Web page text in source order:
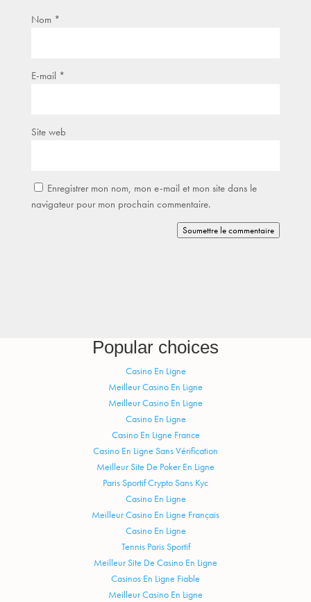
Nom *
E-mail *
Site web
Enregistrer mon nom, mon e-mail et mon site dans le
navigateur pour mon prochain commentaire.
Soumettre le commentaire
Popular choices
Casino En Ligne
Meilleur Casino En Ligne
Meilleur Casino En Ligne
Casino En Ligne
Casino En Ligne France
Casino En Ligne Sans Vérification
Meilleur Site De Poker En Ligne
Paris Sportif Crypto Sans Kyc
Casino En Ligne
Meilleur Casino En Ligne Français
Casino En Ligne
Tennis Paris Sportif
Meilleur Site De Casino En Ligne
Casinos En Ligne Fiable
Meilleur Casino En Ligne